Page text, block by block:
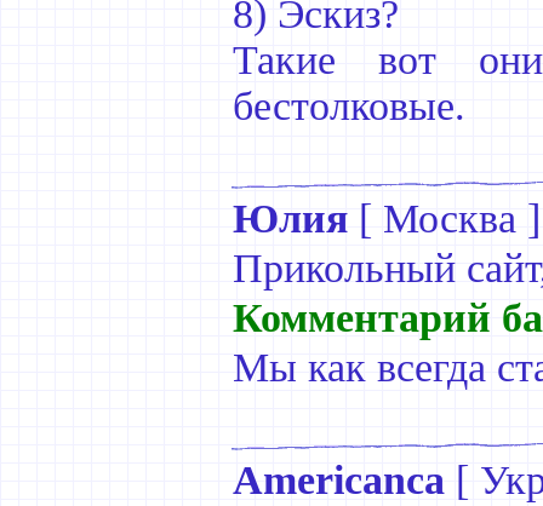
8) Эскиз?
Такие вот
бестолковые.
Юлия [ Москва ]
Прикольный
Комментарий
Мы как всегда
Americanca [